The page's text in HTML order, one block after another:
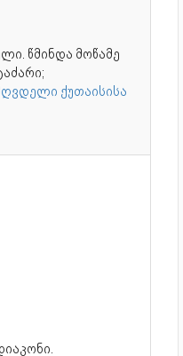
წმინდა მოწამე
ქუთაისისა